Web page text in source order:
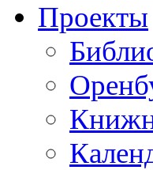
Проекты